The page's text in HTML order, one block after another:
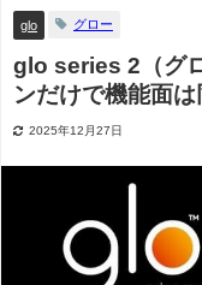
glo グロー
glo series 2（グ
ンだけで機能面は
2025年12月27日